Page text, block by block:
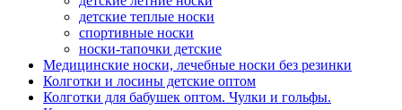
детские теплые носки
спортивные носки
носки-тапочки детские
Медицинские носки, лечебные носки без резинки
Колготки и лосины детские оптом
Колготки для бабушек оптом. Чулки и гольфы.